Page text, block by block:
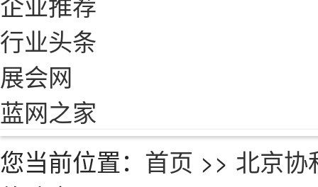
行业头条
展会网
蓝网之家
您当前位置： 首页 >> 北京协